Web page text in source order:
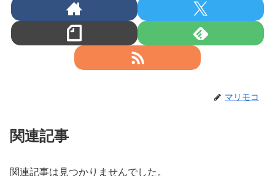
マリモコ
関連記事
関連記事は見つかりませんでした。